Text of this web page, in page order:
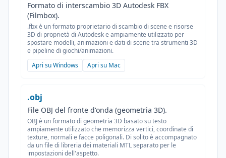
Formato di interscambio 3D Autodesk FBX
(Filmbox).
.fbx è un formato proprietario di scambio di scene e risorse
3D di proprietà di Autodesk e ampiamente utilizzato per
spostare modelli, animazioni e dati di scene tra strumenti 3D
e pipeline di giochi/animazioni.
Apri su Windows
Apri su Mac
.obj
File OBJ del fronte d'onda (geometria 3D).
OBJ è un formato di geometria 3D basato su testo
ampiamente utilizzato che memorizza vertici, coordinate di
texture, normali e facce poligonali. Di solito è accompagnato
da un file di libreria dei materiali MTL separato per le
impostazioni dell'aspetto.